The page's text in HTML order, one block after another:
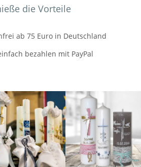
die Vorteile
ab 75 Euro in Deutschland
bezahlen mit PayPal